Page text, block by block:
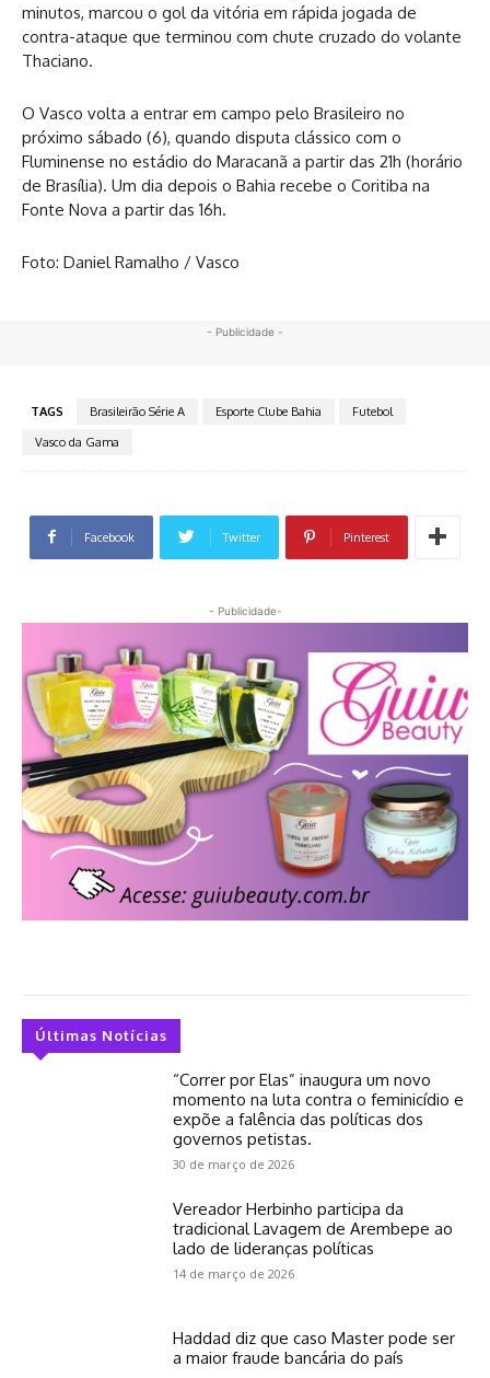
minutos, marcou o gol da vitória em rápida jogada de
contra-ataque que terminou com chute cruzado do volante
Thaciano.
O Vasco volta a entrar em campo pelo Brasileiro no
próximo sábado (6), quando disputa clássico com o
Fluminense no estádio do Maracanã a partir das 21h (horário
de Brasília). Um dia depois o Bahia recebe o Coritiba na
Fonte Nova a partir das 16h.
Foto: Daniel Ramalho / Vasco
- Publicidade -
TAGS Brasileirão Série A Esporte Clube Bahia
Futebol
Vasco da Gama
Facebook Twitter Pinterest
- Publicidade-
Últimas Notícias
“Correr por Elas” inaugura um novo
momento na luta contra o feminicídio e
expõe a falência das políticas dos
governos petistas.
30 de março de 2026
Vereador Herbinho participa da
tradicional Lavagem de Arembepe ao
lado de lideranças políticas
14 de março de 2026
Haddad diz que caso Master pode ser
a maior fraude bancária do país